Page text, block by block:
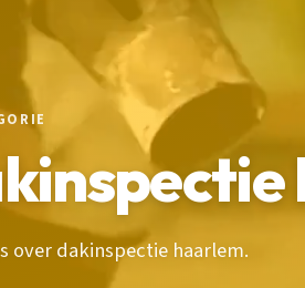
over dakinspectie haarlem.